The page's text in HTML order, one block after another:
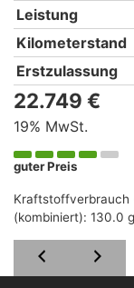
Leistung
Kilometerstand
Erstzulassung
22.749 €
19% MwSt.
guter Preis
Kraftstoffverbrauch
(kombiniert): 130.0